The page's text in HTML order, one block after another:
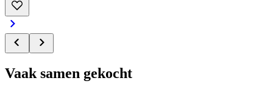
Vaak samen gekocht